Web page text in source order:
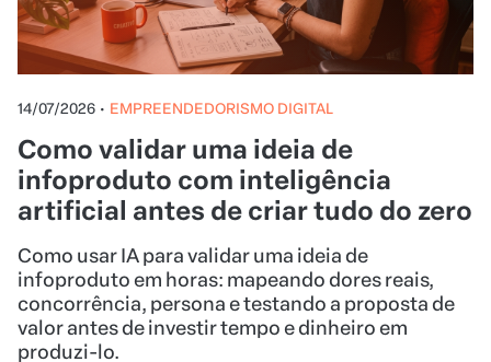
artificial antes de criar tudo do zero
Como usar IA para validar uma ideia de
concorrência, persona e testando a proposta de
valor antes de investir tempo e dinheiro em
produzi-lo.